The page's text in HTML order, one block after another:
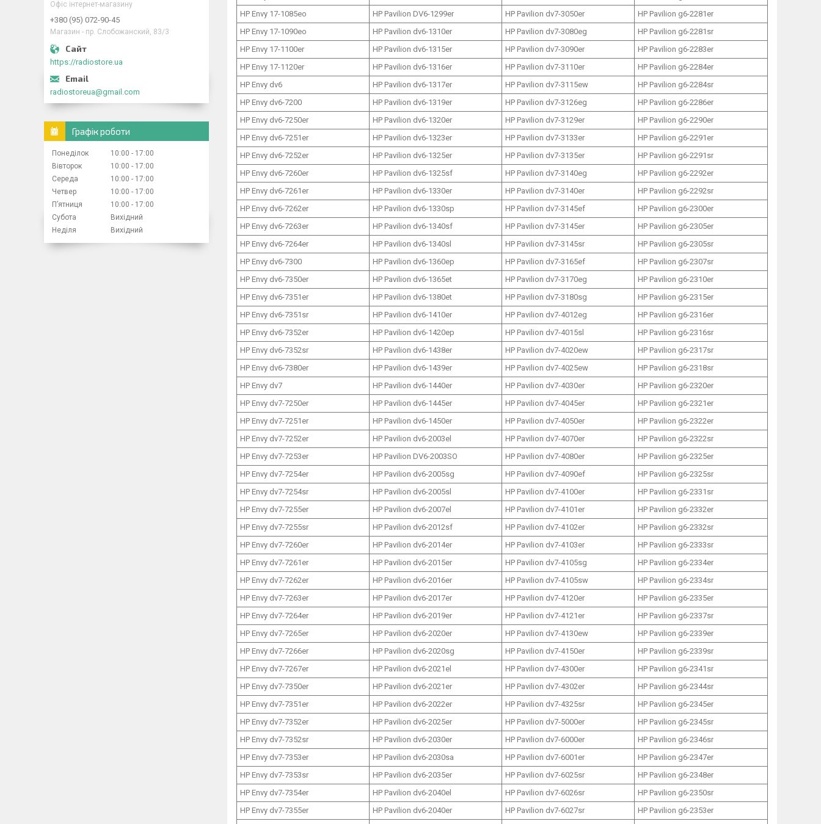
HP Envy 17-1085eo
HP Pavilion DV6-1299er HP Pavilion dv7-3050er
HP Pavilion g6-2281er
HP Envy 17-1090eo
HP Pavilion dv6-1310er HP Pavilion dv7-3080eg
HP Pavilion g6-2281sr
HP Envy 17-1100er
HP Pavilion dv6-1315er HP Pavilion dv7-3090er
HP Pavilion g6-2283er
HP Envy 17-1120er
HP Pavilion dv6-1316er HP Pavilion dv7-3110er
HP Pavilion g6-2284er
HP Envy dv6
HP Pavilion dv6-1317er HP Pavilion dv7-3115ew
HP Pavilion g6-2284sr
HP Envy dv6-7200
HP Pavilion dv6-1319er HP Pavilion dv7-3126eg
HP Pavilion g6-2286er
HP Envy dv6-7250er
HP Pavilion dv6-1320er HP Pavilion dv7-3129er
HP Pavilion g6-2290er
HP Envy dv6-7251er
HP Pavilion dv6-1323er HP Pavilion dv7-3133er
HP Pavilion g6-2291er
HP Envy dv6-7252er
HP Pavilion dv6-1325er HP Pavilion dv7-3135er
HP Pavilion g6-2291sr
HP Envy dv6-7260er
HP Pavilion dv6-1325sf HP Pavilion dv7-3140eg
HP Pavilion g6-2292er
HP Envy dv6-7261er
HP Pavilion dv6-1330er HP Pavilion dv7-3140er
HP Pavilion g6-2292sr
HP Envy dv6-7262er
HP Pavilion dv6-1330sp HP Pavilion dv7-3145ef
HP Pavilion g6-2300er
HP Envy dv6-7263er
HP Pavilion dv6-1340sf HP Pavilion dv7-3145er
HP Pavilion g6-2305er
HP Envy dv6-7264er
HP Pavilion dv6-1340sl HP Pavilion dv7-3145sr
HP Pavilion g6-2305sr
HP Envy dv6-7300
HP Pavilion dv6-1360ep HP Pavilion dv7-3165ef
HP Pavilion g6-2307sr
HP Envy dv6-7350er
HP Pavilion dv6-1365et HP Pavilion dv7-3170eg
HP Pavilion g6-2310er
HP Envy dv6-7351er
HP Pavilion dv6-1380et HP Pavilion dv7-3180sg
HP Pavilion g6-2315er
HP Envy dv6-7351sr
HP Pavilion dv6-1410er HP Pavilion dv7-4012eg
HP Pavilion g6-2316er
HP Envy dv6-7352er
HP Pavilion dv6-1420ep HP Pavilion dv7-4015sl
HP Pavilion g6-2316sr
HP Envy dv6-7352sr
HP Pavilion dv6-1438er HP Pavilion dv7-4020ew
HP Pavilion g6-2317sr
HP Envy dv6-7380er
HP Pavilion dv6-1439er HP Pavilion dv7-4025ew
HP Pavilion g6-2318sr
HP Envy dv7
HP Pavilion dv6-1440er HP Pavilion dv7-4030er
HP Pavilion g6-2320er
HP Envy dv7-7250er
HP Pavilion dv6-1445er HP Pavilion dv7-4045er
HP Pavilion g6-2321er
HP Envy dv7-7251er
HP Pavilion dv6-1450er HP Pavilion dv7-4050er
HP Pavilion g6-2322er
HP Envy dv7-7252er
HP Pavilion dv6-2003el HP Pavilion dv7-4070er
HP Pavilion g6-2322sr
HP Envy dv7-7253er
HP Pavilion DV6-2003SO HP Pavilion dv7-4080er
HP Pavilion g6-2325er
HP Envy dv7-7254er
HP Pavilion dv6-2005sg HP Pavilion dv7-4090ef
HP Pavilion g6-2325sr
HP Envy dv7-7254sr
HP Pavilion dv6-2005sl HP Pavilion dv7-4100er
HP Pavilion g6-2331sr
HP Envy dv7-7255er
HP Pavilion dv6-2007el HP Pavilion dv7-4101er
HP Pavilion g6-2332er
HP Envy dv7-7255sr
HP Pavilion dv6-2012sf HP Pavilion dv7-4102er
HP Pavilion g6-2332sr
HP Envy dv7-7260er
HP Pavilion dv6-2014er HP Pavilion dv7-4103er
HP Pavilion g6-2333sr
HP Envy dv7-7261er
HP Pavilion dv6-2015er HP Pavilion dv7-4105sg
HP Pavilion g6-2334er
HP Envy dv7-7262er
HP Pavilion dv6-2016er HP Pavilion dv7-4105sw
HP Pavilion g6-2334sr
HP Envy dv7-7263er
HP Pavilion dv6-2017er HP Pavilion dv7-4120er
HP Pavilion g6-2335er
HP Envy dv7-7264er
HP Pavilion dv6-2019er HP Pavilion dv7-4121er
HP Pavilion g6-2337sr
HP Envy dv7-7265er
HP Pavilion dv6-2020er HP Pavilion dv7-4130ew
HP Pavilion g6-2339er
HP Envy dv7-7266er
HP Pavilion dv6-2020sg HP Pavilion dv7-4150er
HP Pavilion g6-2339sr
HP Envy dv7-7267er
HP Pavilion dv6-2021el HP Pavilion dv7-4300er
HP Pavilion g6-2341sr
HP Envy dv7-7350er
HP Pavilion dv6-2021er HP Pavilion dv7-4302er
HP Pavilion g6-2344sr
HP Envy dv7-7351er
HP Pavilion dv6-2022er HP Pavilion dv7-4325sr
HP Pavilion g6-2345er
HP Envy dv7-7352er
HP Pavilion dv6-2025er HP Pavilion dv7-5000er
HP Pavilion g6-2345sr
HP Envy dv7-7352sr
HP Pavilion dv6-2030er HP Pavilion dv7-6000er
HP Pavilion g6-2346sr
HP Envy dv7-7353er
HP Pavilion dv6-2030sa HP Pavilion dv7-6001er
HP Pavilion g6-2347er
HP Envy dv7-7353sr
HP Pavilion dv6-2035er HP Pavilion dv7-6025sr
HP Pavilion g6-2348er
HP Envy dv7-7354er
HP Pavilion dv6-2040el HP Pavilion dv7-6026sr
HP Pavilion g6-2350sr
HP Envy dv7-7355er
HP Pavilion dv6-2040er HP Pavilion dv7-6027sr
HP Pavilion g6-2353er
Офіс інтернет-магазину
+380 (95) 072-90-45
Магазин - пр. Слобожанский, 83/3
https://radiostore.ua
radiostoreua@gmail.com
Графік роботи
Понеділок 10:00
17:00
Вівторок
10:00
17:00
Середа
10:00
17:00
Четвер
10:00
17:00
Пʼятниця
10:00
17:00
Субота
Вихідний
Неділя
Вихідний